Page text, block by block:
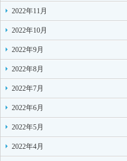
2022年11月
2022年10月
2022年9月
2022年8月
2022年7月
2022年6月
2022年5月
2022年4月